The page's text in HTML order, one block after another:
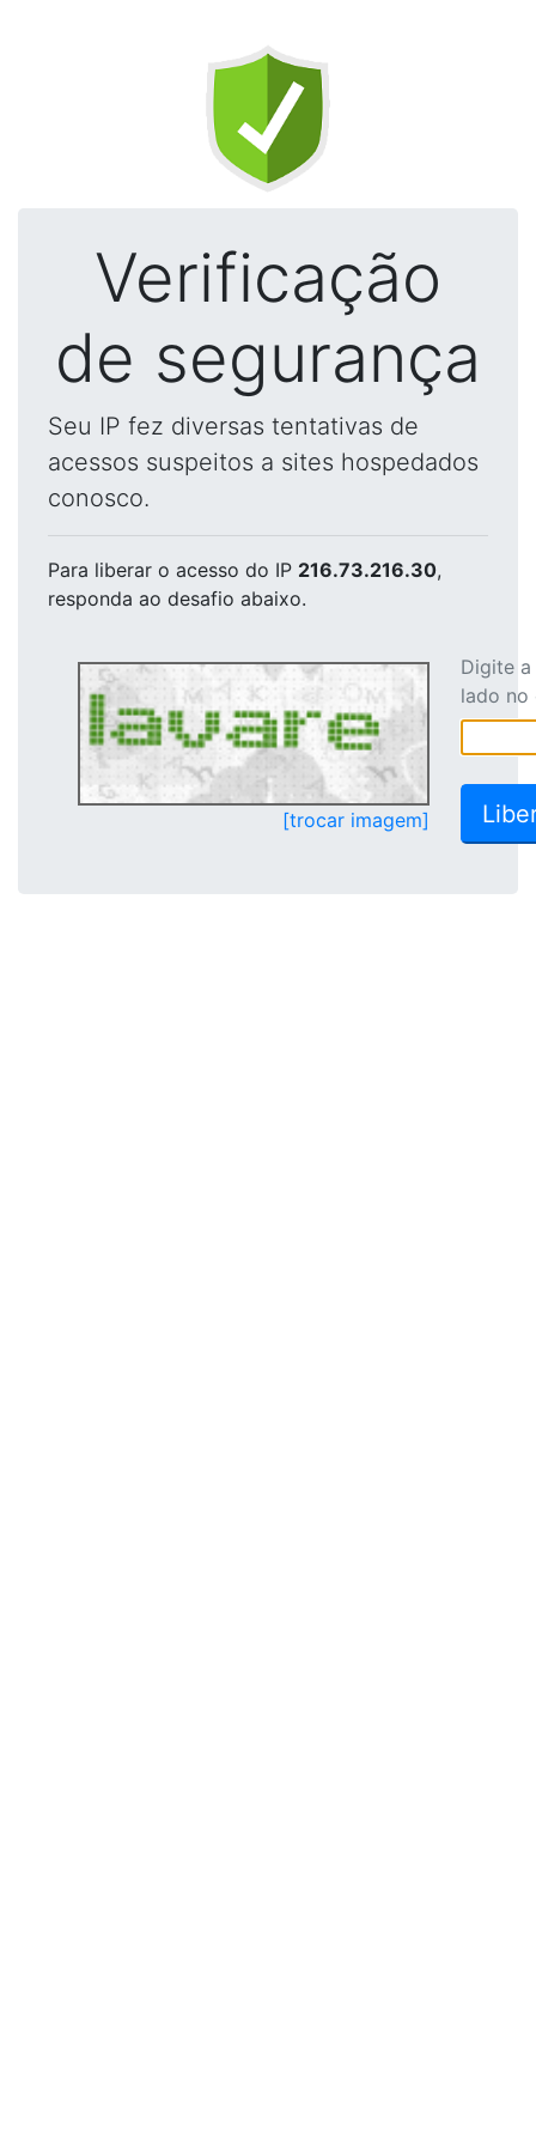
Verificação
de segurança
Seu IP fez diversas tentativas de
acessos suspeitos a sites hospedados
conosco.
Para liberar o acesso do IP 216.73.216.30,
responda ao desafio abaixo.
[trocar imagem]
Digite
lado no